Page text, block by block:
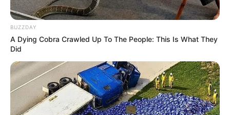
Bailarinos voltam ao palco do
Guairão com montagem
consagrada acompanhados da
Orquestra Sinfônica do Paraná
BUZZDAY
A Dying Cobra Crawled Up To The People: This Is What They
Did